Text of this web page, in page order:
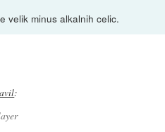
velik minus alkalnih celic.
: